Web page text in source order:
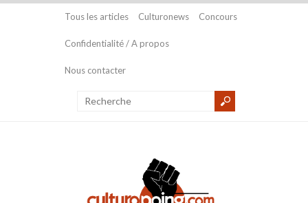
Tous les articles Culturonews Concours
Confidentialité / A propos
Nous contacter